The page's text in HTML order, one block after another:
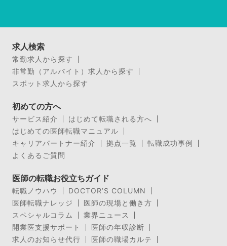
求人検索
常勤求人から探す
非常勤（アルバイト）求人から探す
スポット求人から探す
初めての方へ
サービス紹介
はじめて転職される方へ
はじめての医師転職マニュアル
キャリアパートナー紹介
拠点一覧
転職成功事例
よくあるご質問
医師の転職お役立ちガイド
転職ノウハウ
DOCTOR’S COLUMN
医師転職ナレッジ
医師の現場と働き方
スペシャルコラム
業界ニュース
開業医支援サポート
医師の年収診断
求人のお知らせ代行
医師の職場カルテ